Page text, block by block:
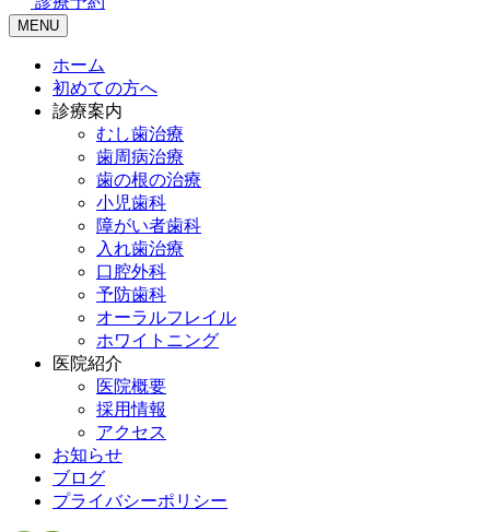
MENU
ホーム
初めての方へ
診療案内
むし歯治療
歯周病治療
歯の根の治療
小児歯科
障がい者歯科
入れ歯治療
口腔外科
予防歯科
オーラルフレイル
ホワイトニング
医院紹介
医院概要
採用情報
アクセス
お知らせ
ブログ
プライバシーポリシー